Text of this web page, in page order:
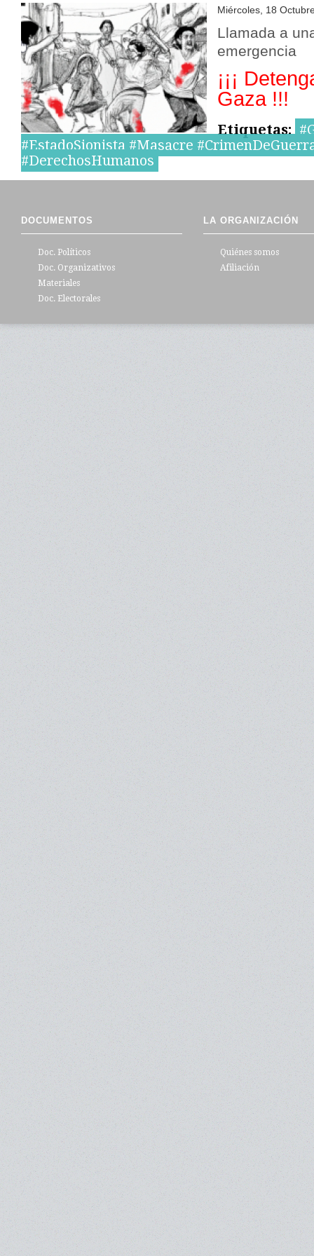
Miércoles, 18
Llamada a
emergencia
¡¡¡
Gaza !!!
Etiquetas:
#EstadoSionista #Masacre
#DerechosHumanos
DOCUMENTOS
Doc. Políticos
Doc. Organizativos
Materiales
Doc. Electorales
LA ORGANIZACIÓN
Quiénes somos
Afiliación